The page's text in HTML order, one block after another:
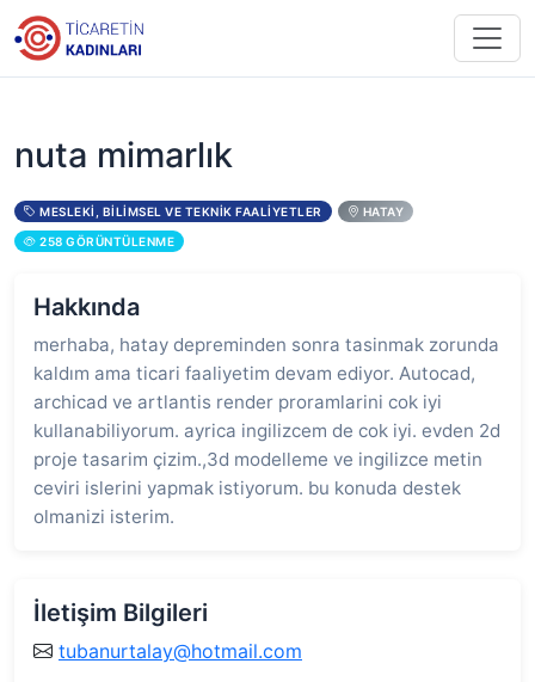
nuta mimarlık
MESLEKI, BILIMSEL VE TEKNIK FAALIYETLER HATAY
258 GÖRÜNTÜLENME
Hakkında
merhaba, hatay depreminden sonra tasinmak zorunda
kaldım ama ticari faaliyetim devam ediyor. Autocad,
archicad ve artlantis render proramlarini cok iyi
kullanabiliyorum. ayrica ingilizcem de cok iyi. evden 2d
proje tasarim çizim.,3d modelleme ve ingilizce metin
ceviri islerini yapmak istiyorum. bu konuda destek
olmanizi isterim.
İletişim Bilgileri
tubanurtalay@hotmail.com